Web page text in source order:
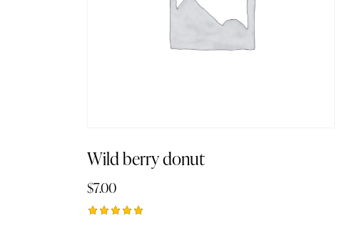
Wild berry donut
$7.00